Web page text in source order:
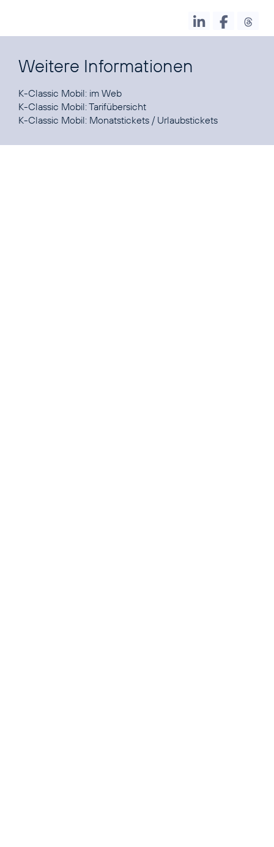
Weitere Informationen
K-Classic Mobil: im Web
K-Classic Mobil:Tarifübersicht
K-Classic Mobil: Monatstickets / Urlaubstickets